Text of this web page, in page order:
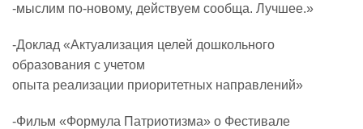
-мыслим по-новому, действуем сообща. Лучшее.»
-Доклад «Актуализация целей дошкольного
образования с учетом
опыта реализации приоритетных направлений»
-Фильм «Формула Патриотизма» о Фестивале